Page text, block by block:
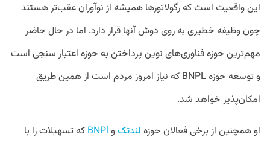
این واقعیت است که رگولاتورها همیشه از نوآوران عقب‌تر هستند
چون وظیفه خطیری به روی دوش آنها قرار دارد. اما در حال حاضر
مهم‌ترین حوزه فناوری‌های نوین پرداختن به حوزه اعتبار سنجی است
و توسعه حوزه BNPL که نیاز امروز مردم است از همین طریق
امکان‌پذیر خواهد شد.
او همچنین از برخی فعالان حوزه لندتکو BNPl که تسهیلات را با